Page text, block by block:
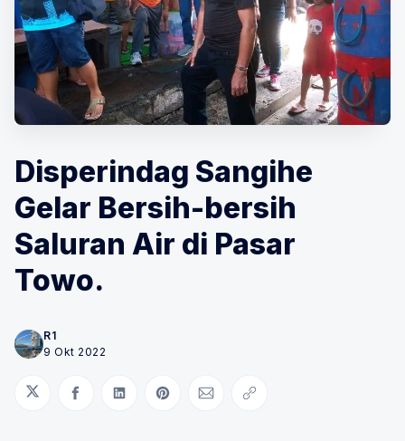
Disperindag Sangihe
Gelar Bersih-bersih
Saluran Air di Pasar
Towo.
R1
9 Okt 2022
Bagikan di Twitter
Bagikan di Facebook
Bagikan di LinkedIn
Bagikan di Pinterest
Bagikan melalui Email
Salin tautan